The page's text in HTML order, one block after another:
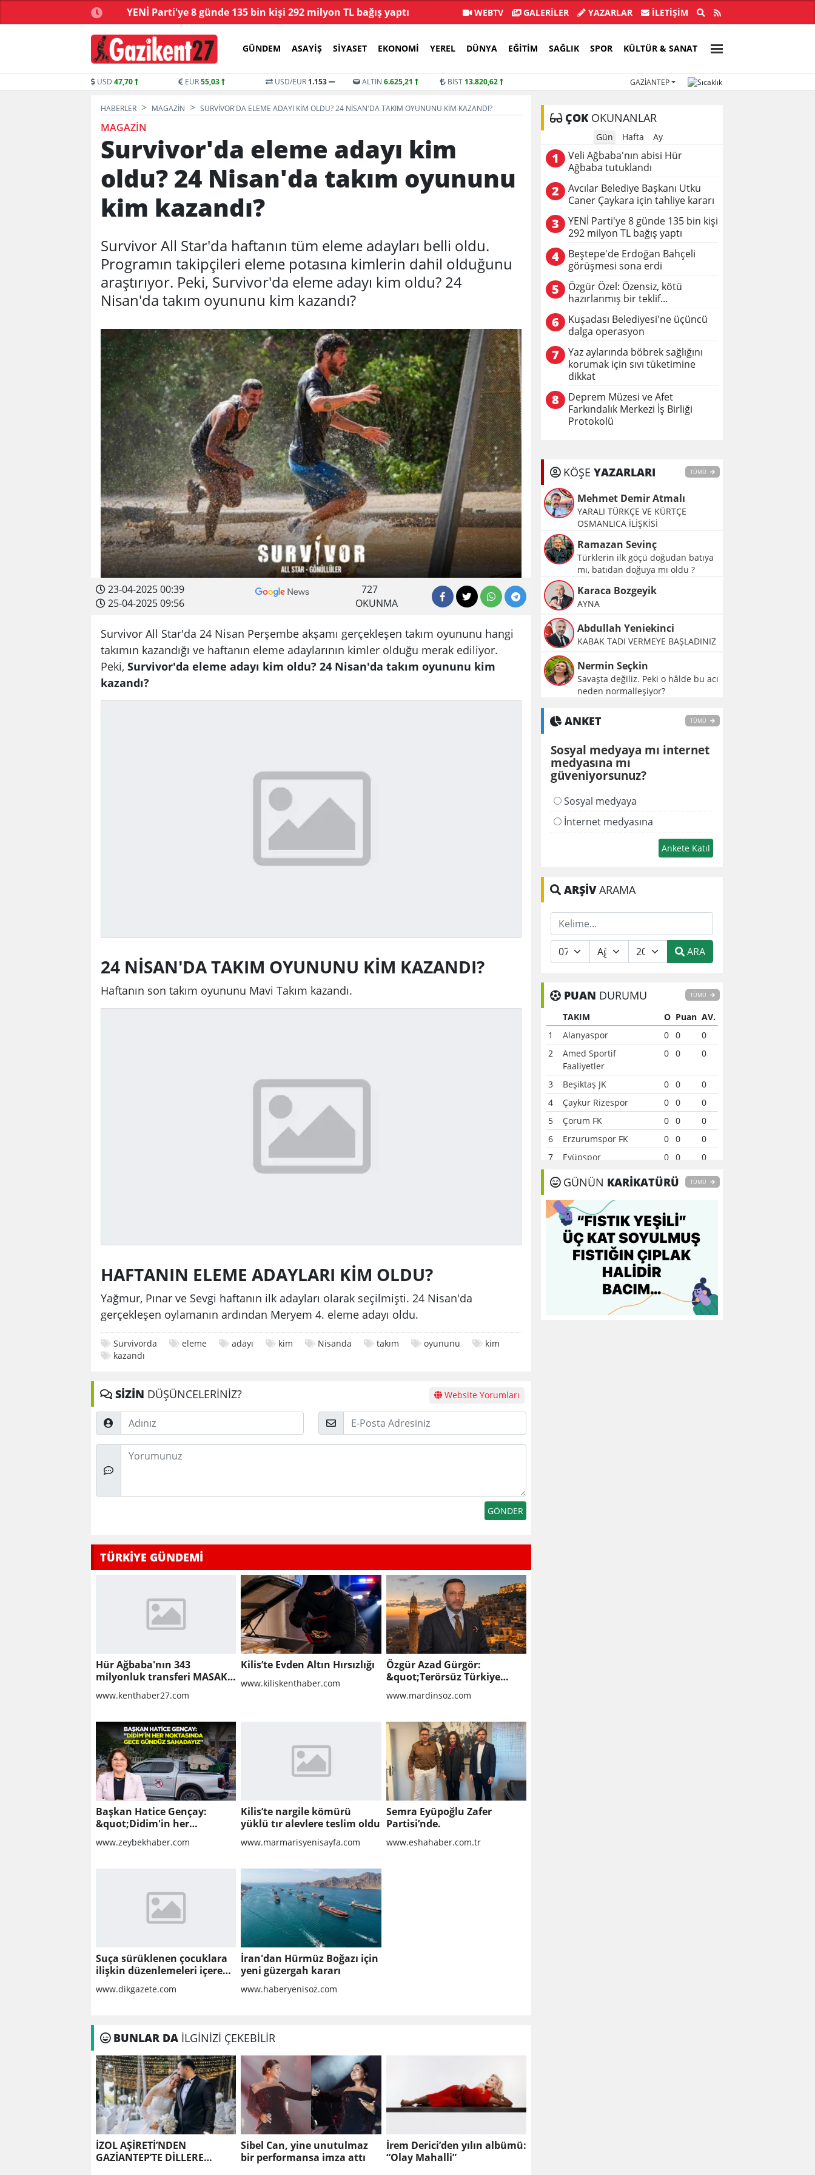
dalga operasyon YENİ Parti'ye 8 günde 135 bin kişi 292 milyon TL bağış yaptı Veli Ağbaba'nın abisi Hür Ağbaba tutuklandı
WEBTV GALERİLER YAZARLAR İLETIŞIM
GÜNDEM ASAYIŞ SIYASET EKONOMI YEREL DÜNYA EĞITIM SAĞLIK SPOR KÜLTÜR & SANAT
USD 47,70 EUR55,03 USD/EUR 1.153 ALTIN 6.625,21 BİST 13.820,62 GAZIANTEP
HABERLER MAGAZIN SURVIVOR'DA ELEME ADAYI KIM OLDU? 24 NISAN'DA TAKIM OYUNUNU KIM KAZANDI?
MAGAZIN
Survivor'da eleme adayı kim
oldu? 24 Nisan'da takım oyununu
kim kazandı?
Survivor All Star'da haftanın tüm eleme adayları belli oldu.
Programın takipçileri eleme potasına kimlerin dahil olduğunu
araştırıyor. Peki, Survivor'da eleme adayı kim oldu? 24
Nisan'da takım oyununu kim kazandı?
23-04-2025 00:39
25-04-2025 09:56
727
OKUNMA
Survivor All Star'da 24 Nisan Perşembe akşamı gerçekleşen takım oyununu hangi
takımın kazandığı ve haftanın eleme adaylarının kimler olduğu merak ediliyor.
Peki, Survivor'da eleme adayı kim oldu? 24 Nisan'da takım oyununu kim
kazandı?
24 NİSAN'DA TAKIM OYUNUNU KİM KAZANDI?
Haftanın son takım oyununu Mavi Takım kazandı.
HAFTANIN ELEME ADAYLARI KİM OLDU?
Yağmur, Pınar ve Sevgi haftanın ilk adayları olarak seçilmişti. 24 Nisan'da
gerçekleşen oylamanın ardından Meryem 4. eleme adayı oldu.
Survivorda eleme adayı kim Nisanda takım oyununu
kim
kazandı
SİZİN DÜŞÜNCELERİNİZ? Website Yorumları
Adınız
Posta
Düşünceleriniz
TÜRKİYE GÜNDEMİ
Hür Ağbaba'nın 343
milyonluk transferi MASAK
raporunda! Veli Ağbaba'ya
milyonlar gitmiş
www.kenthaber27.com
Kilis’te Evden Altın Hırsızlığı
www.kiliskenthaber.com
Özgür Azad Gürgör:
&quot;Terörsüz Türkiye
Protokolü Mardin Turizmi
İçin Yeni Bir Dönemin
www.mardinsoz.com
Başkan Hatice Gençay:
&quot;Didim'in her
noktasında gece gündüz
sahadayız&quot;
www.zeybekhaber.com
Kilis’te nargile kömürü
yüklü tır alevlere teslim oldu
www.marmarisyenisayfa.com
Semra Eyüpoğlu Zafer
Partisi’nde.
www.eshahaber.com.tr
Suça sürüklenen çocuklara
ilişkin düzenlemeleri içeren
kanun teklifi'nin ilk 2
maddesi kabul edildi
www.dikgazete.com
İran'dan Hürmüz Boğazı için
yeni güzergah kararı
www.haberyenisoz.com
BUNLAR DA İLGİNİZİ ÇEKEBİLİR
İZOL AŞİRETİ’NDEN
GAZİANTEP’TE DİLLERE
Sibel Can, yine unutulmaz
bir performansa imza attı
İrem Derici’den yılın albümü:
“Olay Mahalli”
ÇOKOKUNANLAR
Gün Hafta Ay
1
Veli Ağbaba'nın abisi Hür
Ağbaba tutuklandı
2
Avcılar Belediye Başkanı Utku
Caner Çaykara için tahliye kararı
3
YENİ Parti'ye 8 günde 135 bin kişi
292 milyon TL bağış yaptı
4
Beştepe'de Erdoğan Bahçeli
görüşmesi sona erdi
5
Özgür Özel: Özensiz, kötü
hazırlanmış bir teklif...
6
Kuşadası Belediyesi'ne üçüncü
dalga operasyon
7
Yaz aylarında böbrek sağlığını
korumak için sıvı tüketimine
dikkat
8
Deprem Müzesi ve Afet
Farkındalık Merkezi İş Birliği
Protokolü
KÖŞE YAZARLARI TÜMÜ
Mehmet Demir Atmalı
YARALI TÜRKÇE VE KÜRTÇE
OSMANLICA İLİŞKİSİ
Ramazan Sevinç
Türklerin ilk göçü doğudan batıya
mı, batıdan doğuya mı oldu ?
Karaca Bozgeyik
AYNA
Abdullah Yeniekinci
KABAK TADI VERMEYE BAŞLADINIZ
Nermin Seçkin
Savaşta değiliz. Peki o hâlde bu acı
neden normalleşiyor?
ANKET TÜMÜ
Sosyal medyaya mı internet
medyasına mı
güveniyorsunuz?
Sosyal medyaya
İnternet medyasına
ARŞİVARAMA
ARA
PUAN DURUMU TÜMÜ
TAKIM O Puan AV.
1
Alanyaspor 0 0
0
2
Amed Sportif
Faaliyetler
0 0 0
3 Beşiktaş JK 0 0
0
4
Çaykur Rizespor 0 0
0
5
Çorum FK 0 0
0
6
Erzurumspor FK 0 0
0
7
Eyüpspor 0 0
0
8
Fenerbahçe 0
0
10 Gaziantep FK 0 0
Gençlerbirliği 0 0
Göztepe 0 0
Başakşehir FK
Kasımpaşa
0
0
0
GÜNÜN KARİKATÜRÜ TÜMÜ